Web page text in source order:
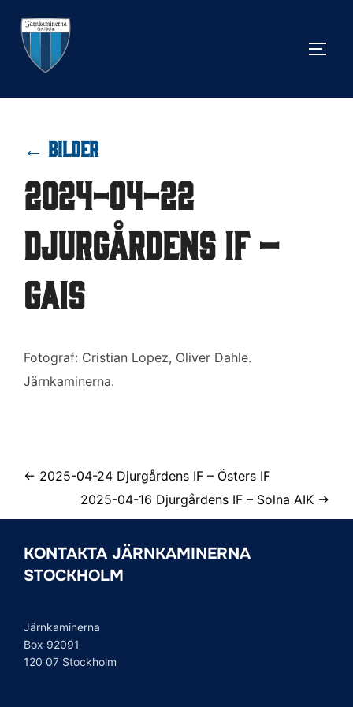
innehåll
← BILDER
2024-04-22
Djurgårdens IF –
GAIS
Fotograf: Cristian Lopez, Oliver Dahle.
Järnkaminerna.
← 2025-04-24 Djurgårdens IF – Östers IF
2025-04-16 Djurgårdens IF – Solna AIK →
KONTAKTA JÄRNKAMINERNA
STOCKHOLM
Järnkaminerna
Box 92091
120 07 Stockholm